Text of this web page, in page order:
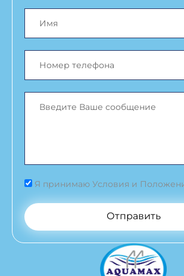
Я принимаю Условия и
Отправить